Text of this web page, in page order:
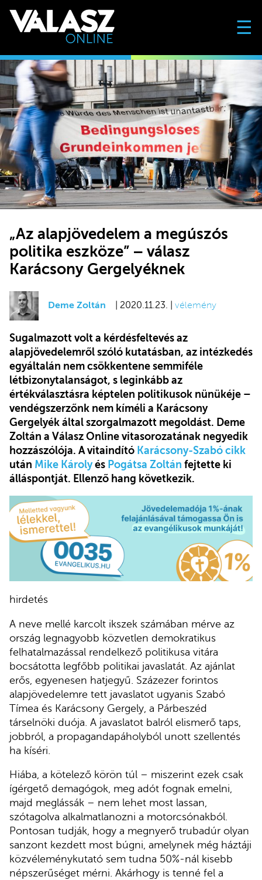
☰
„Az alapjövedelem a megúszós
politika eszköze” – válasz
Karácsony Gergelyéknek
Deme Zoltán | 2020.11.23. | vélemény
Sugalmazott volt a kérdésfeltevés az
alapjövedelemről szóló kutatásban, az intézkedés
egyáltalán nem csökkentene semmiféle
létbizonytalanságot, s leginkább az
értékválasztásra képtelen politikusok nünükéje –
vendégszerzőnk nem kíméli a Karácsony
Gergelyék által szorgalmazott megoldást. Deme
Zoltán a Válasz Online vitasorozatának negyedik
hozzászólója. A vitaindító Karácsony-Szabó cikk
után Mike Károlyés Pogátsa Zoltán fejtette ki
álláspontját. Ellenző hang következik.
hirdetés
A neve mellé karcolt ikszek számában mérve az
ország legnagyobb közvetlen demokratikus
felhatalmazással rendelkező politikusa vitára
bocsátotta legfőbb politikai javaslatát. Az ajánlat
erős, egyenesen hatjegyű. Százezer forintos
alapjövedelemre tett javaslatot ugyanis Szabó
Tímea és Karácsony Gergely, a Párbeszéd
társelnöki duója. A javaslatot balról elismerő taps,
jobbról, a propagandapáholyból unott szellentés
ha kíséri.
Hiába, a kötelező körön túl – miszerint ezek csak
ígérgető demagógok, meg adót fognak emelni,
majd meglássák – nem lehet most lassan,
szótagolva alkalmatlanozni a motorcsónakból.
Pontosan tudják, hogy a megnyerő trubadúr olyan
sanzont kezdett most búgni, amelynek még háztáji
közvéleménykutató sem tudna 50%-nál kisebb
népszerűséget mérni. Akárhogy is tenné fel a